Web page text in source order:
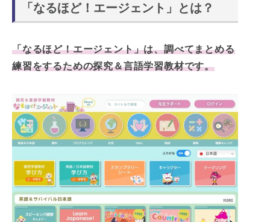
「なるほど！エージェント」とは？
「なるほど！エージェント」は、調べてまとめる
練習をするための探究＆言語学習教材です。